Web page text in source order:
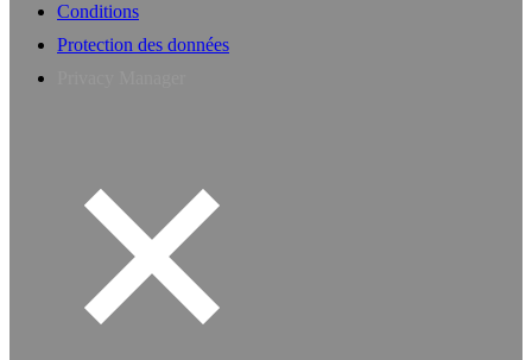
Conditions
Protection des données